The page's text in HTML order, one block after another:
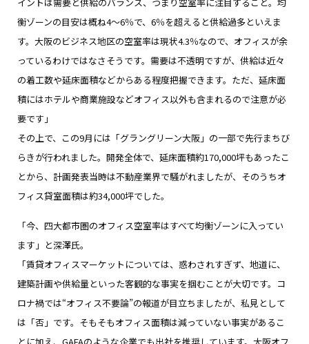
イントは需要と供給のバランス、つまり空室率に注目すること。均
衡ゾーンの目安は概ね4～6％で、6％を超えると供給過多といえま
す。大阪のビジネス地区の空室率は現状4.3％なので、オフィスが余
っているわけではなさそうです。需要は不透明ですが、供給は近々
の着工数や延床面積などからある程度把握できます。ただ、延床面
積にはホテルや商業施設などオフィス以外も含まれるので注意が必
要です」
その上で、この9月には「グラングリーン大阪」の一部で先行まちび
らきが行われました。開発全体で、延床面積約170,000坪もあったこ
とから、計画発表当時は不動産業界で騒がれましたが、そのうちオ
フィス貸室面積は約34,000坪でした。
「今、四大都市圏のオフィス空室率はすべて均衡ゾーンに入ってい
ます」と深澤氏。
「賃貸オフィスマーケットについては、惑わされすぎず、地道に、
建築計画や供給量といった客観的な事実を掴むことが大切です。コ
ロナ禍では“オフィス不要論”の報道が目立ちましたが、私見として
は「否」です。そもそもオフィス面積は減っていない事実があるこ